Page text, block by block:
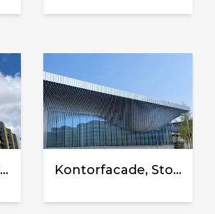
Kruthusgatan, Göteborg Kontorfacade, Stockholm